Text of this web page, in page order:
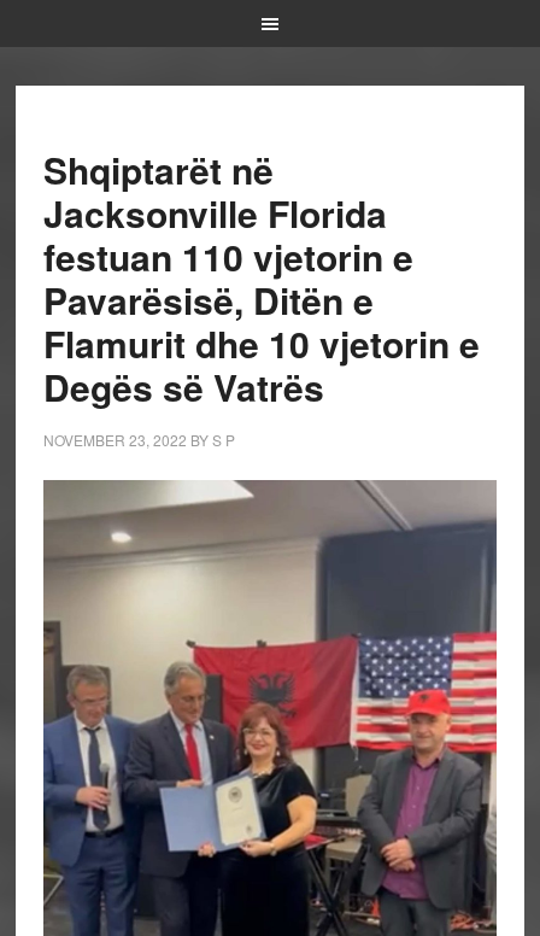
Shqiptarët në
Jacksonville Florida
festuan 110 vjetorin e
Pavarësisë, Ditën e
Flamurit dhe 10 vjetorin e
Degës së Vatrës
NOVEMBER 23, 2022 BYS P